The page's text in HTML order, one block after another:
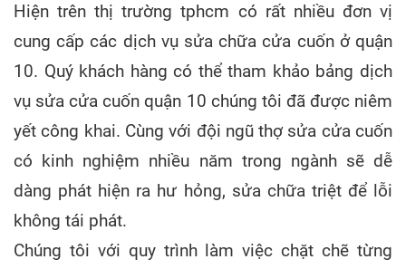
Hiện trên thị trường tphcm có rất nhiều đơn vị
cung cấp các dịch vụ sửa chữa cửa cuốn ở quận
10. Quý khách hàng có thể tham khảo bảng dịch
vụ sửa cửa cuốn quận 10 chúng tôi đã được niêm
yết công khai. Cùng với đội ngũ thợ sửa cửa cuốn
có kinh nghiệm nhiều năm trong ngành sẽ dễ
dàng phát hiện ra hư hỏng, sửa chữa triệt để lỗi
không tái phát.
Chúng tôi với quy trình làm việc chặt chẽ từng